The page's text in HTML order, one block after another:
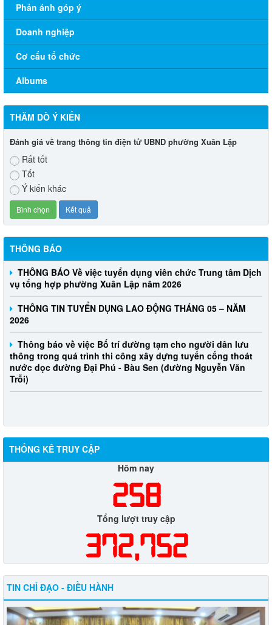
Phản ánh góp ý
Doanh nghiệp
Cơ cấu tổ chức
Albums
THĂM DÒ Ý KIẾN
Đánh giá về trang thông tin điện tử UBND phường Xuân Lập
Rất tốt
Tốt
Ý kiến khác
THÔNG BÁO
Thông báo Về việc lấy ý kiến cộng đồng dân cư đối với Hồ
sơ quy hoạch Tổng mặt bằng dự án Xây dựng Nhà mục vụ
và Nhà học giáo lý Nhà thờ An Lộc.
THÔNG BÁO Về việc tuyển dụng viên chức Trung tâm Dịch
vụ tổng hợp phường Xuân Lập năm 2026
THÔNG TIN TUYỂN DỤNG LAO ĐỘNG THÁNG 05 – NĂM
2026
Thông báo về việc Bố trí đường tạm cho người dân lưu
thông trong quá trình thi công xây dựng tuyến cống thoát
nước dọc đường Đại Phú - Bàu Sen (đường Nguyễn Văn
Trỗi)
THỐNG KÊ TRUY CẬP
Hôm nay
258
Tổng lượt truy cập
372,752
TIN CHỈ ĐẠO - ĐIỀU HÀNH